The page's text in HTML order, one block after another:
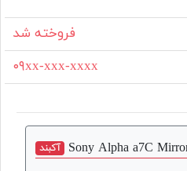
فروخته شد
۰۹xx-xxx-xxxx
آکبند